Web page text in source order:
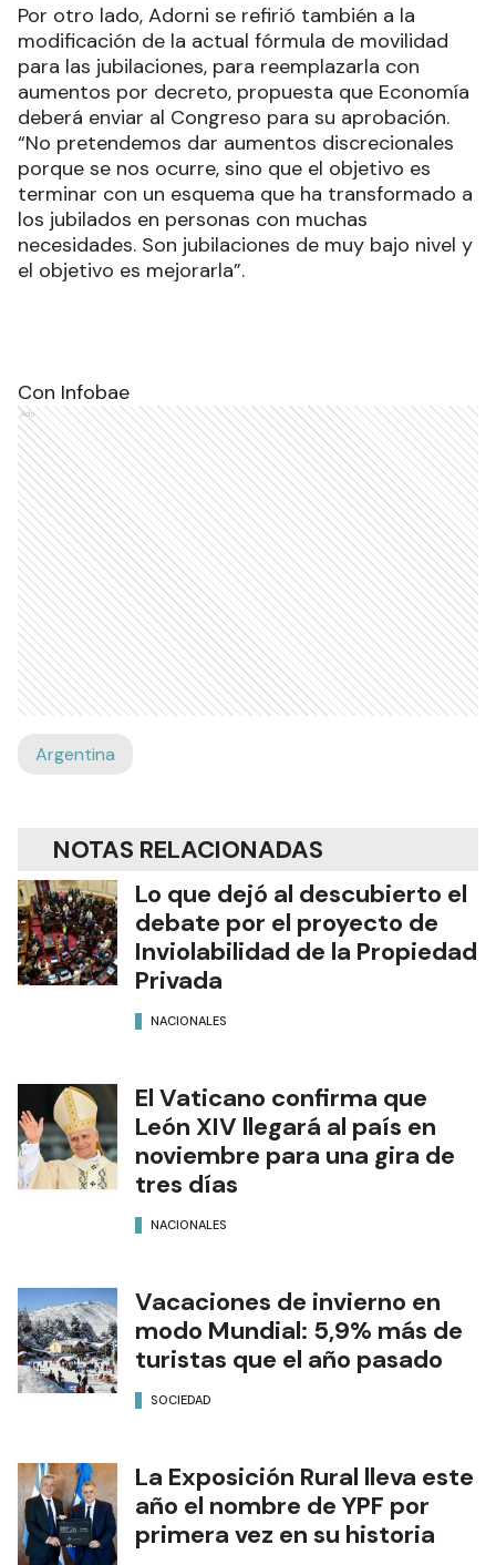
Por otro lado, Adorni se refirió también a la
modificación de la actual fórmula de movilidad
para las jubilaciones, para reemplazarla con
aumentos por decreto, propuesta que Economía
deberá enviar al Congreso para su aprobación.
“No pretendemos dar aumentos discrecionales
porque se nos ocurre, sino que el objetivo es
terminar con un esquema que ha transformado a
los jubilados en personas con muchas
necesidades. Son jubilaciones de muy bajo nivel y
el objetivo es mejorarla”.
Con Infobae
Ads
Argentina
NOTAS RELACIONADAS
Lo que dejó al descubierto el
debate por el proyecto de
Inviolabilidad de la Propiedad
Privada
NACIONALES
El Vaticano confirma que
León XIV llegará al país en
noviembre para una gira de
tres días
NACIONALES
Vacaciones de invierno en
modo Mundial: 5,9% más de
turistas que el año pasado
SOCIEDAD
La Exposición Rural lleva este
año el nombre de YPF por
primera vez en su historia